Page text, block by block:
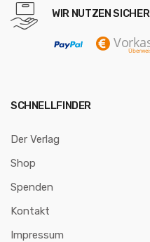
WIR NUTZEN
SCHNELLFINDER
Der Verlag
Shop
Spenden
Kontakt
Impressum